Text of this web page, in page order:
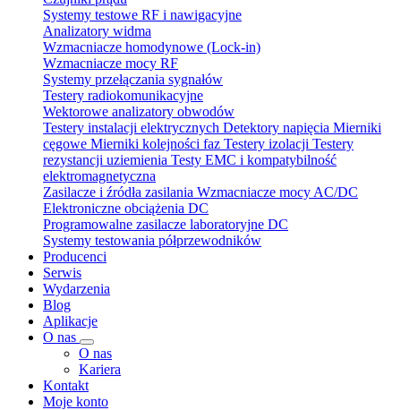
Systemy testowe RF i nawigacyjne
Analizatory widma
Wzmacniacze homodynowe (Lock‑in)
Wzmacniacze mocy RF
Systemy przełączania sygnałów
Testery radiokomunikacyjne
Wektorowe analizatory obwodów
Testery instalacji elektrycznych Detektory napięcia Mierniki
cęgowe Mierniki kolejności faz Testery izolacji Testery
rezystancji uziemienia Testy EMC i kompatybilność
elektromagnetyczna
Zasilacze i źródła zasilania Wzmacniacze mocy AC/DC
Elektroniczne obciążenia DC
Programowalne zasilacze laboratoryjne DC
Systemy testowania półprzewodników
Producenci
Serwis
Wydarzenia
Blog
Aplikacje
O nas
O nas
Kariera
Kontakt
Moje konto